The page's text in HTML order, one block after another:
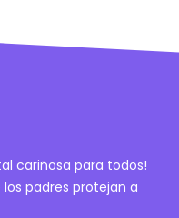
cariñosa para todos!
padres protejan a